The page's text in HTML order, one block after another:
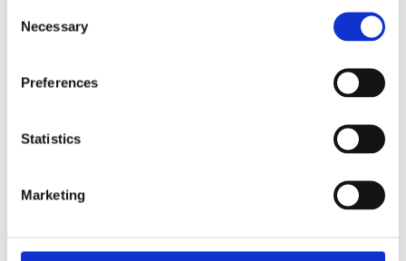
Selection
Necessary
Preferences
Statistics
Marketing
pohybového prejavu
chceš vedieť lepšie behať, skákať, hádzať, či proste
chceš aby tvoj pohyb bol ladný a efektívny? Potom je
tento typ tréningu práve pre teba.
ŠPORTUJE A BAVÍ SA CELÁ RODINA
DOPRAJTE SI kvalitný spoločný čas a ešte